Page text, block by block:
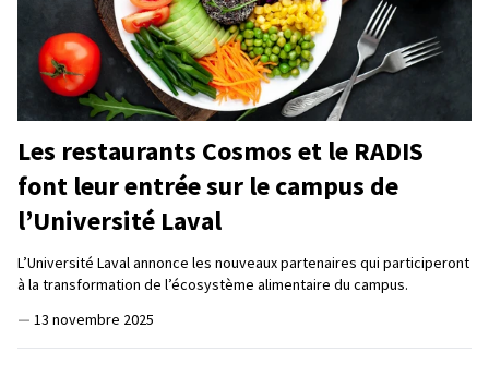
Les restaurants Cosmos et le RADIS
font leur entrée sur le campus de
l’Université Laval
L’Université Laval annonce les nouveaux partenaires qui participeront
à la transformation de l’écosystème alimentaire du campus.
— 13 novembre 2025